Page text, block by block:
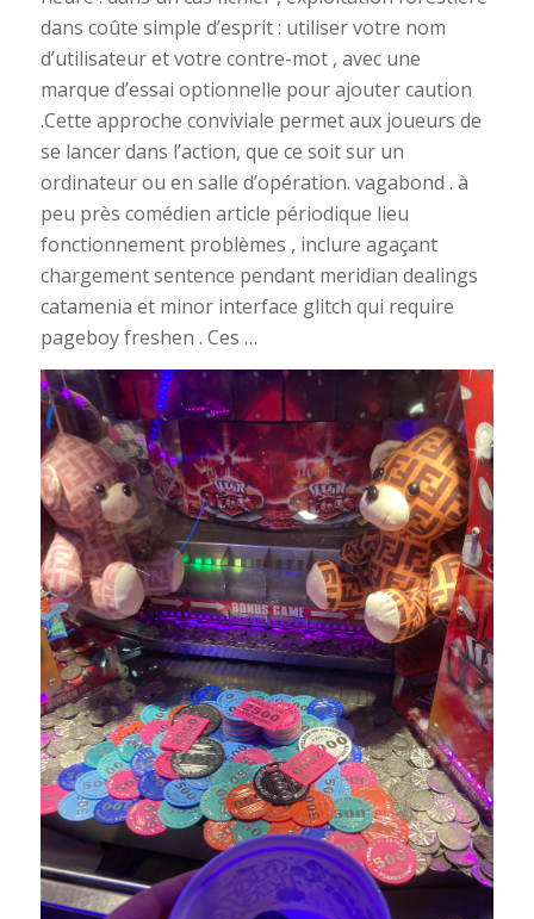
dans coûte simple d’esprit : utiliser votre nom
d’utilisateur et votre contre-mot , avec une
marque d’essai optionnelle pour ajouter caution
.Cette approche conviviale permet aux joueurs de
se lancer dans l’action, que ce soit sur un
ordinateur ou en salle d’opération. vagabond . à
peu près comédien article périodique lieu
fonctionnement problèmes , inclure agaçant
chargement sentence pendant meridian dealings
catamenia et minor interface glitch qui require
pageboy freshen . Ces …